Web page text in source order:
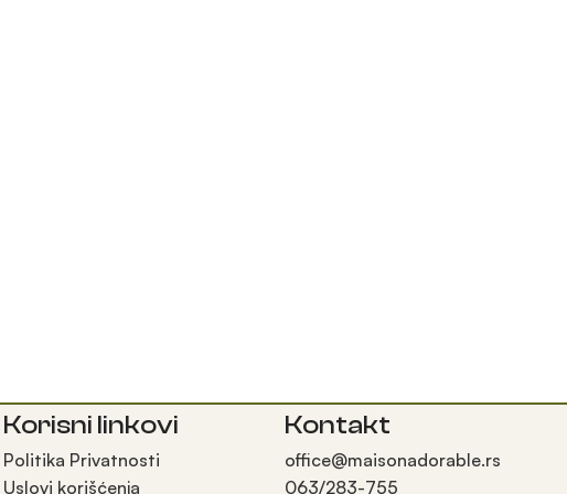
Korisni linkovi
Politika Privatnosti
Uslovi korišćenja
Kontakt
office@maisonadorable.rs
063/283-755